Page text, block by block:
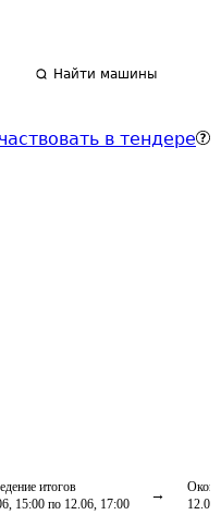
Найти машины
в тендере
итогов
15:00 по 12.06, 17:00